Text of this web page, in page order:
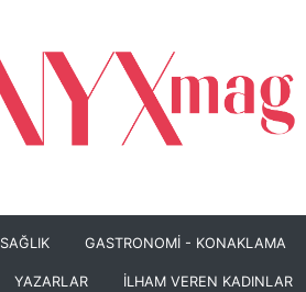
SAĞLIK GASTRONOMİ - KONAKLAMA
YAZARLAR İLHAM VEREN KADINLAR